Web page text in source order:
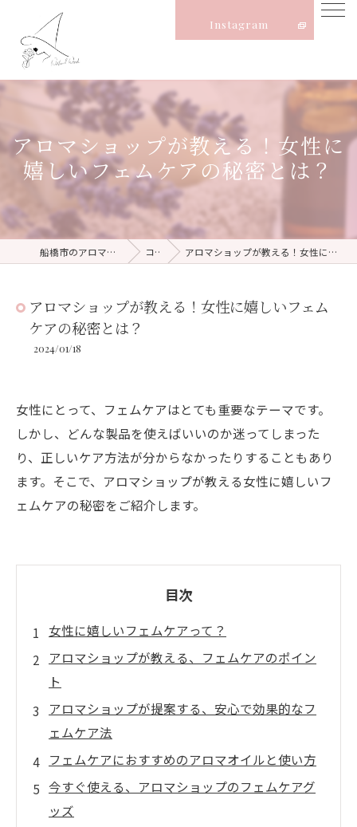
Instagram
アロマショップが教える！女性に
嬉しいフェムケアの秘密とは？
船橋市のアロマならNatural Witch コラム アロマショップが教える！女性に嬉しいフェムケアの秘密とは？
アロマショップが教える！女性に嬉しいフェム
ケアの秘密とは？
2024/01/18
女性にとって、フェムケアはとても重要なテーマです。
しかし、どんな製品を使えばいいのか迷ってしまった
り、正しいケア方法が分からなかったりすることもあり
ます。そこで、アロマショップが教える女性に嬉しいフ
ェムケアの秘密をご紹介します。
目次
女性に嬉しいフェムケアって？
アロマショップが教える、フェムケアのポイン
ト
アロマショップが提案する、安心で効果的なフ
ェムケア法
フェムケアにおすすめのアロマオイルと使い方
今すぐ使える、アロマショップのフェムケアグ
ッズ